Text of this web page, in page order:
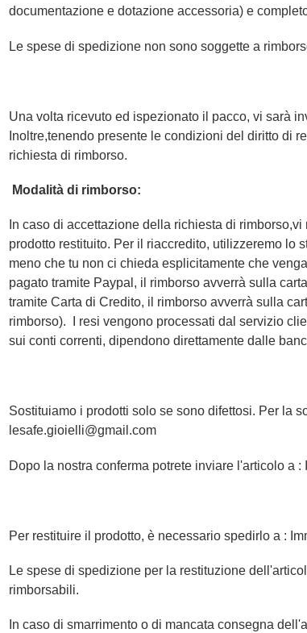
documentazione e dotazione accessoria) e
Le spese di spedizione non sono soggette a
Una volta ricevuto ed ispezionato il pacco, vi sarà
Inoltre,tenendo presente le condizioni del diritto di
richiesta di rimborso.
Modalità di rimborso:
In caso di accettazione della richiesta di
prodotto restituito. Per il riaccredito, utilizzeremo lo
meno che tu non ci chieda esplicitamente che
pagato tramite Paypal, il rimborso avverrà sulla
tramite Carta di Credito, il rimborso avverrà sulla
rimborso). I resi vengono processati dal servizio
sui conti correnti, dipendono direttamente dalle
Sostituiamo i prodotti solo se sono difettosi. Per la
lesafe.gioielli@gmail.com
Dopo la nostra conferma potrete inviare l'articolo a
Per restituire il prodotto, è necessario spedirlo a :
Le spese di spedizione per la restituzione
rimborsabili.
In caso di smarrimento o di mancata consegna